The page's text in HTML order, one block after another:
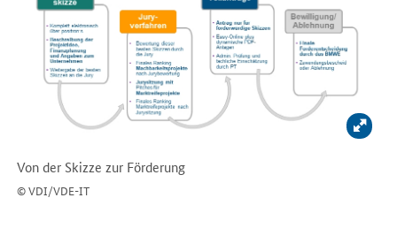
Bild
Von der Skizze zur Förderung
© VDI/VDE-IT